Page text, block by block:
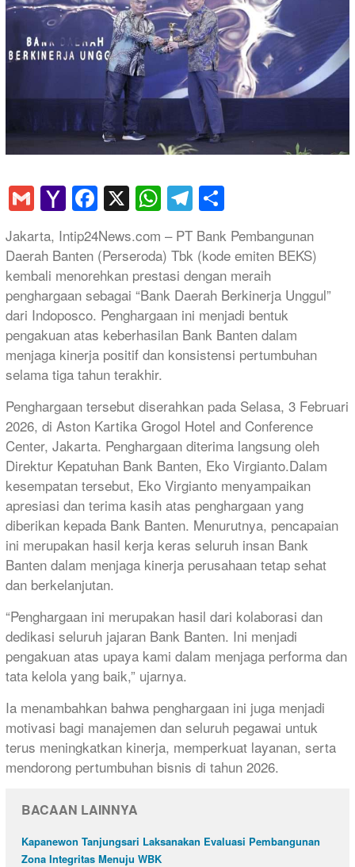
GmailYahoo
Mail
Facebook
X WhatsApp
Telegram
Jakarta, Intip24News.com – PT Bank Pembangunan
Daerah Banten (Perseroda) Tbk (kode emiten BEKS)
kembali menorehkan prestasi dengan meraih
penghargaan sebagai “Bank Daerah Berkinerja Unggul”
dari Indoposco. Penghargaan ini menjadi bentuk
pengakuan atas keberhasilan Bank Banten dalam
menjaga kinerja positif dan konsistensi pertumbuhan
selama tiga tahun terakhir.
Penghargaan tersebut diserahkan pada Selasa, 3 Februari
2026, di Aston Kartika Grogol Hotel and Conference
Center, Jakarta. Penghargaan diterima langsung oleh
Direktur Kepatuhan Bank Banten, Eko Virgianto.Dalam
kesempatan tersebut, Eko Virgianto menyampaikan
apresiasi dan terima kasih atas penghargaan yang
diberikan kepada Bank Banten. Menurutnya, pencapaian
ini merupakan hasil kerja keras seluruh insan Bank
Banten dalam menjaga kinerja perusahaan tetap sehat
dan berkelanjutan.
“Penghargaan ini merupakan hasil dari kolaborasi dan
dedikasi seluruh jajaran Bank Banten. Ini menjadi
pengakuan atas upaya kami dalam menjaga performa dan
tata kelola yang baik,” ujarnya.
Ia menambahkan bahwa penghargaan ini juga menjadi
motivasi bagi manajemen dan seluruh pegawai untuk
terus meningkatkan kinerja, memperkuat layanan, serta
mendorong pertumbuhan bisnis di tahun 2026.
BACAAN LAINNYA
Kapanewon Tanjungsari Laksanakan Evaluasi Pembangunan
Zona Integritas Menuju WBK